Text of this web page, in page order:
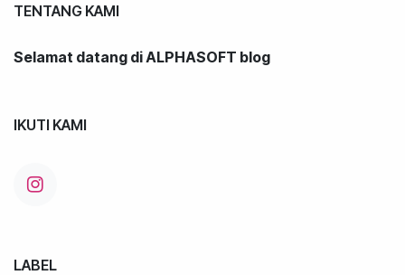
TENTANG KAMI
Selamat datang di ALPHASOFT blog
IKUTI KAMI
LABEL